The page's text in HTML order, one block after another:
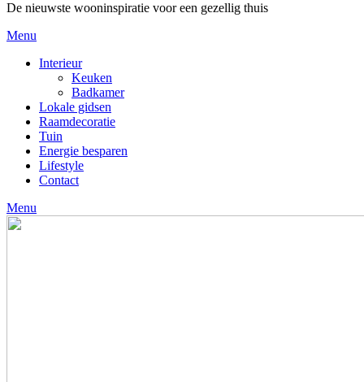
De nieuwste wooninspiratie voor een gezellig thuis
Menu
Interieur
Keuken
Badkamer
Lokale gidsen
Raamdecoratie
Tuin
Energie besparen
Lifestyle
Contact
Menu